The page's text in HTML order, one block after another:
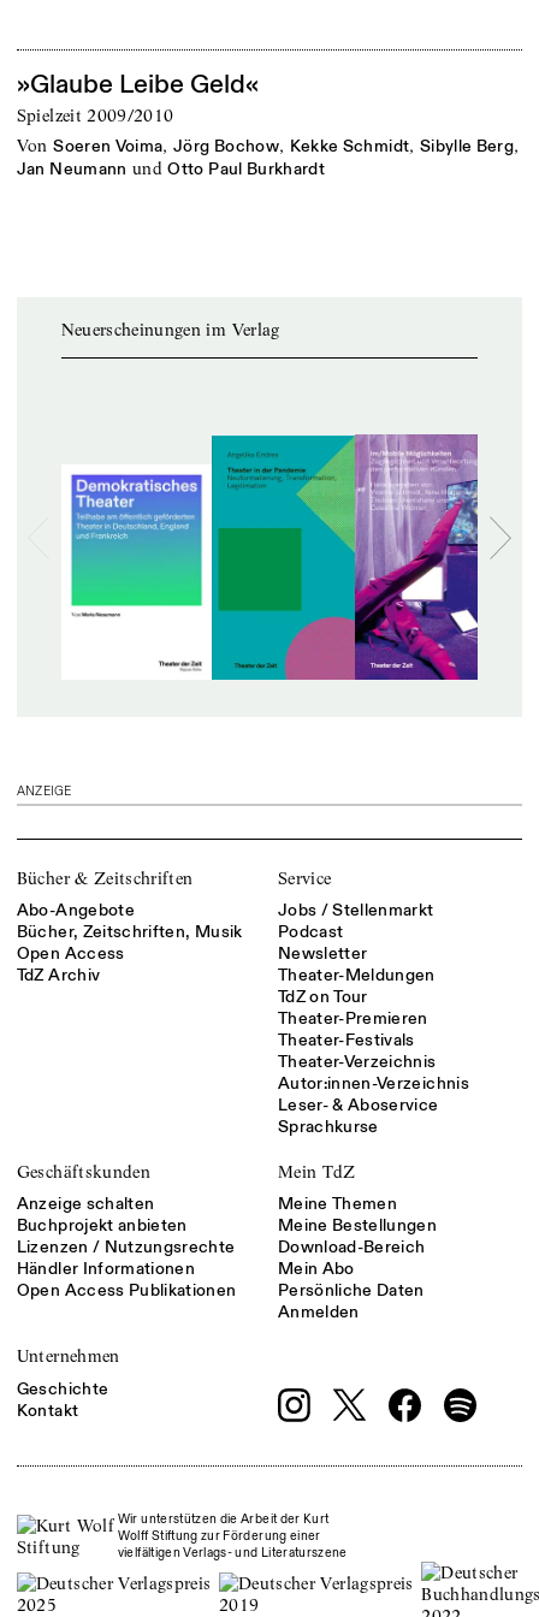
»Glaube Leibe Geld«
Spielzeit 2009/2010
von Soeren Voima,Jörg Bochow, Kekke Schmidt, Sibylle Berg,
Jan Neumann und Otto Paul Burkhardt
Neuerscheinungen im Verlag
ANZEIGE
Bücher & Zeitschriften
Abo-Angebote
Bücher, Zeitschriften, Musik
Open Access
TdZ Archiv
Service
Jobs / Stellenmarkt
Podcast
Newsletter
Theater-Meldungen
TdZ on Tour
Theater-Premieren
Theater-Festivals
Theater-Verzeichnis
Autor:innen-Verzeichnis
Leser- & Aboservice
Sprachkurse
Geschäftskunden
Anzeige schalten
Buchprojekt anbieten
Lizenzen / Nutzungsrechte
Händler Informationen
Open Access Publikationen
Mein TdZ
Meine Themen
Meine Bestellungen
Download-Bereich
Mein Abo
Persönliche Daten
Anmelden
Unternehmen
Geschichte
Kontakt
Wir unterstützen die Arbeit der Kurt
Wolff Stiftung zur Förderung einer
vielfältigen Verlags- und Literaturszene